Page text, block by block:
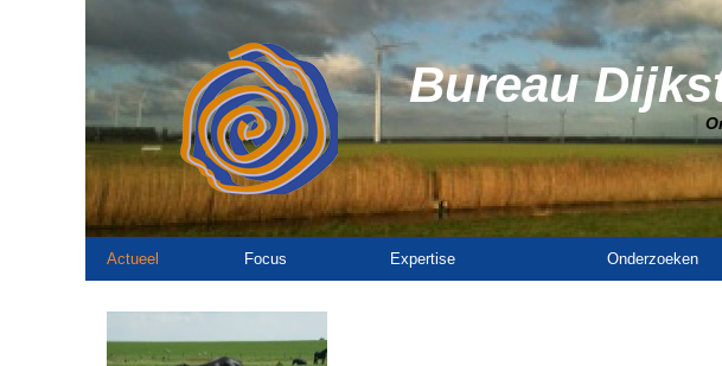
Bureau
Actueel Focus Expertise Onderzoeken